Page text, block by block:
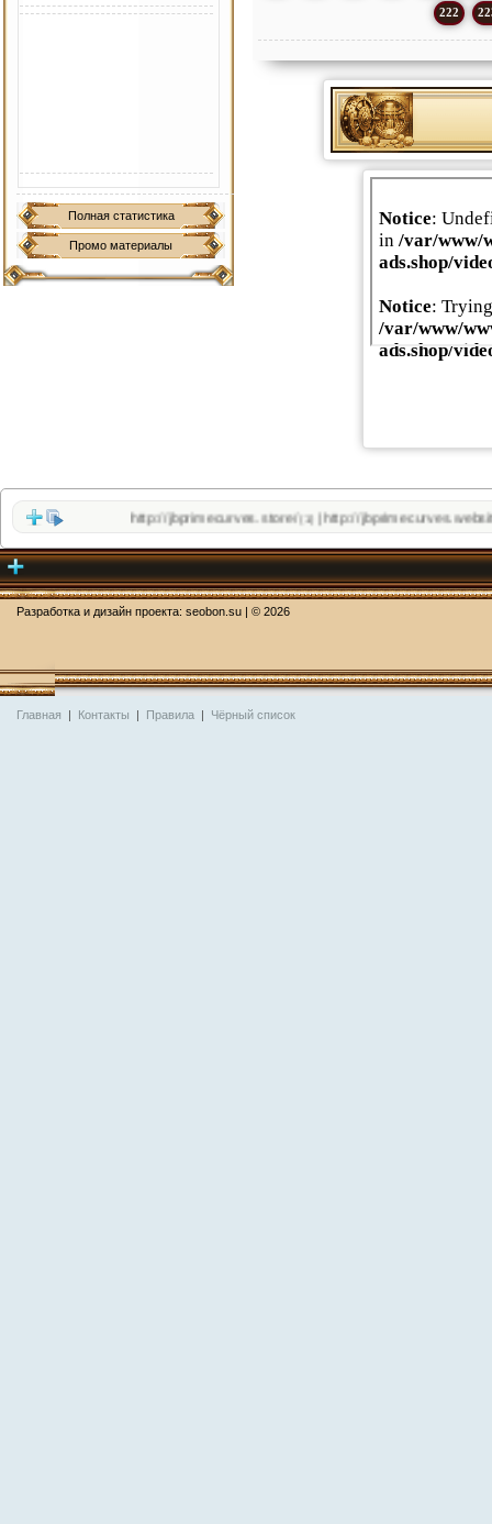
Полная статистика
Промо материалы
222
http://jbprimecurves.store/(1)|http://jbprimecurves.website/
Разработка и дизайн проекта: seobon.su | © 2026
Главная | Контакты | Правила | Чёрный список